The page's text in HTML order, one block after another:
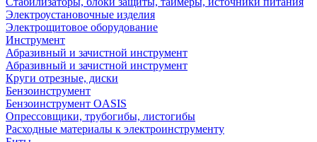
Электроустановочные изделия
Электрощитовое оборудование
Инструмент
Абразивный и зачистной инструмент
Абразивный и зачистной инструмент
Круги отрезные, диски
Бензоинструмент
Бензоинструмент OASIS
Опрессовщики, трубогибы, листогибы
Расходные материалы к электроинструменту